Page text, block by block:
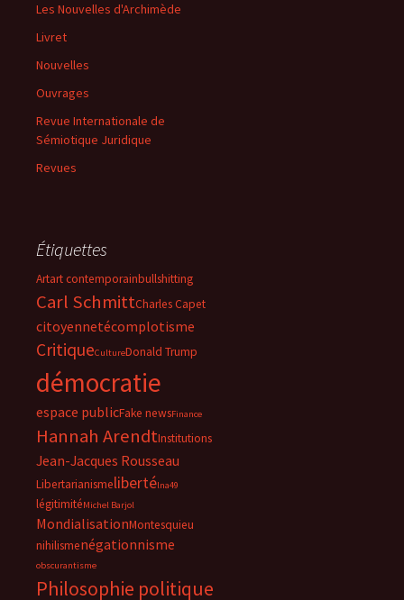
Les Nouvelles d'Archimède
Livret
Nouvelles
Ouvrages
Revue Internationale de
Sémiotique Juridique
Revues
Étiquettes
Artart contemporainbullshitting
Carl SchmittCharles Capet
citoyennetécomplotisme
CritiqueCultureDonald Trump
démocratie
espace publicFake newsFinance
Hannah ArendtInstitutions
Jean-Jacques Rousseau
Libertarianismelibertélna49
légitimitéMichel Barjol
MondialisationMontesquieu
nihilismenégationnisme
obscurantisme
Philosophie politique